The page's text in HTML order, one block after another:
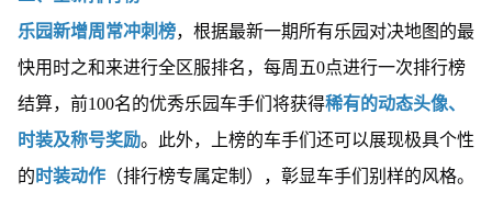
乐园新增周常冲刺榜，根据最新一期所有乐园对决地图的最
快用时之和来进行全区服排名，每周五0点进行一次排行榜
结算，前100名的优秀乐园车手们将获得稀有的动态头像、
时装及称号奖励。此外，上榜的车手们还可以展现极具个性
的 时装动作（排行榜专属定制），彰显车手们别样的风格。